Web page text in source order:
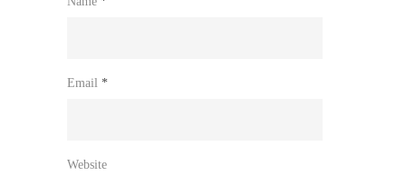
Email *
Website